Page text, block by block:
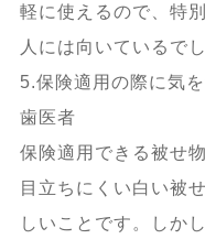
軽に使えるので、特
人には向いているでし
5.保険適用の際に気
歯医者
保険適用できる被せ
目立ちにくい白い被
しいことです。しか